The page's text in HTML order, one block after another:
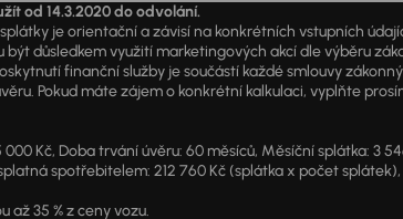
od 14.3.2020 do odvolání.
je orientační a závisí na konkrétních vstupních
důsledkem využití marketingových akcí dle výběru
finanční služby je součástí každé smlouvy
Pokud máte zájem o konkrétní kalkulaci, vyplňte
Kč, Doba trvání úvěru: 60 měsíců, Měsíční splátka: 3
spotřebitelem: 212 760 Kč (splátka x počet splátek),
až 35 % z ceny vozu.